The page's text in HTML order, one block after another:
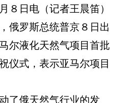
日电（记者王晨笛）
俄罗斯总统普京８日出
尔液化天然气项目首批
仪式，表示亚马尔项目
俄天然气行业的发